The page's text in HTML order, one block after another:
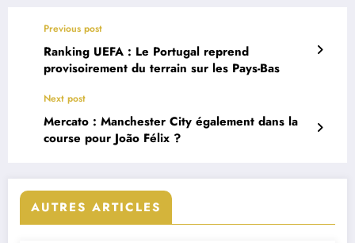
Previous post
Ranking UEFA : Le Portugal reprend
provisoirement du terrain sur les Pays-Bas
Next post
Mercato : Manchester City également dans la
course pour João Félix ?
AUTRES ARTICLES